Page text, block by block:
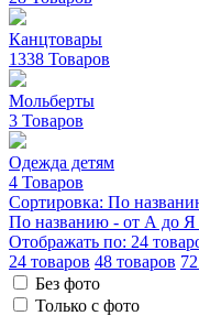
Канцтовары
1338 Товаров
Мольберты
3 Товаров
Одежда детям
4 Товаров
Сортировка: По
По названию - от А до Я
Отображать по: 24
24 товаров 48 товаров
Без фото
Только с фото